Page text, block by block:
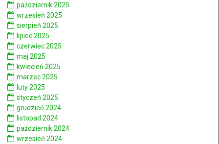
październik 2025
wrzesień 2025
sierpień 2025
lipiec 2025
czerwiec 2025
maj 2025
kwiecień 2025
marzec 2025
luty 2025
styczeń 2025
grudzień 2024
listopad 2024
październik 2024
wrzesień 2024